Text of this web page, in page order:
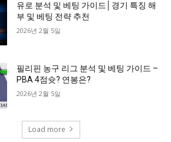
유로 분석 및 베팅 가이드│경기 특징 해
부 및 베팅 전략 추천
2026년 2월 5일
필리핀 농구 리그 분석 및 베팅 가이드 –
PBA 4점슛? 연봉은?
2026년 2월 5일
Load more